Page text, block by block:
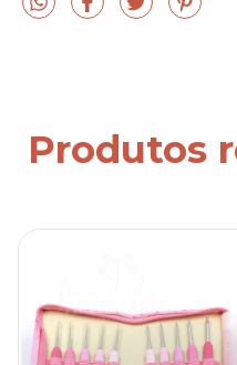
Produtos